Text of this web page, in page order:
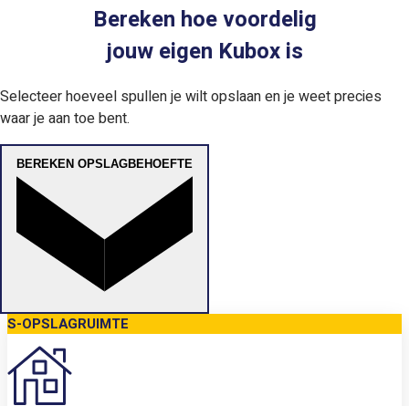
Bereken hoe voordelig
jouw eigen Kubox is
Selecteer hoeveel spullen je wilt opslaan en je weet precies
waar je aan toe bent.
BEREKEN OPSLAGBEHOEFTE
S-OPSLAGRUIMTE